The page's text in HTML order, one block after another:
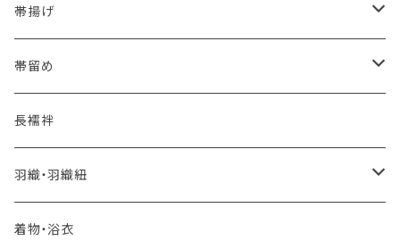
格ある夏の名古屋帯（都の絽綴れ）
おとなの浴衣(有松 鳴海絞り)
自宅で洗える！本麻長襦袢
憧れの高級カジュアル帯
河合美術織物 訪問着に合わせる袋帯
夏・単衣用(夏帯)
- 西陣織
夏・単衣用(夏帯)
- 紬帯・自然布
- 琉球帯
- 染め帯
- 袋帯・洒落袋帯
- おびやオリジナル
- 細平唐組 (7mmスリム帯締め)
- 田中節子
帯揚げ
- おびやオリジナル
- 京都 三浦清商店
- 大津工房 荒尾ちどり
帯留め
-おびやオリジナル
長襦袢
羽織・羽織紐
-おびやオリジナル
着物・浴衣